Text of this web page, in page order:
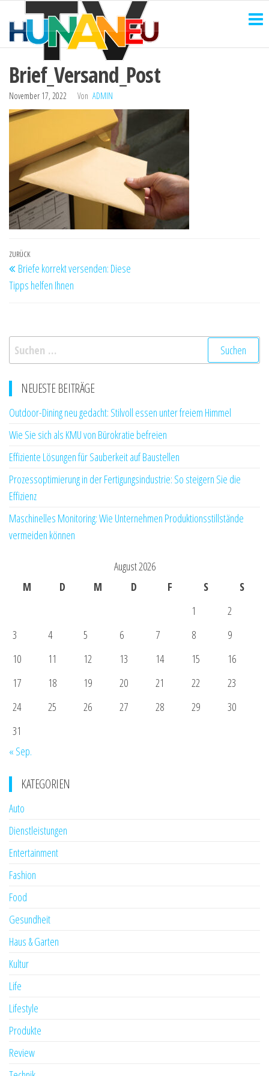
Inhalt
springen
Brief_Versand_Post
November 17, 2022 Von ADMIN
Beitragsnavigation
Vorheriger
Beitrag
ZURÜCK
Briefe korrekt versenden: Diese
Tipps helfen Ihnen
Suchen
nach:
NEUESTE BEITRÄGE
Outdoor-Dining neu gedacht: Stilvoll essen unter freiem Himmel
Wie Sie sich als KMU von Bürokratie befreien
Effiziente Lösungen für Sauberkeit auf Baustellen
Prozessoptimierung in der Fertigungsindustrie: So steigern Sie die
Effizienz
Maschinelles Monitoring: Wie Unternehmen Produktionsstillstände
vermeiden können
August 2026
M
D M D F S
S
1
2
3
4 5 6 7 8
9
10
11 12 13 14 15
16
17
18 19 20 21 22
23
24
25 26 27 28 29
30
31
« Sep.
KATEGORIEN
Auto
Dienstleistungen
Entertainment
Fashion
Food
Gesundheit
Haus & Garten
Kultur
Life
Lifestyle
Produkte
Review